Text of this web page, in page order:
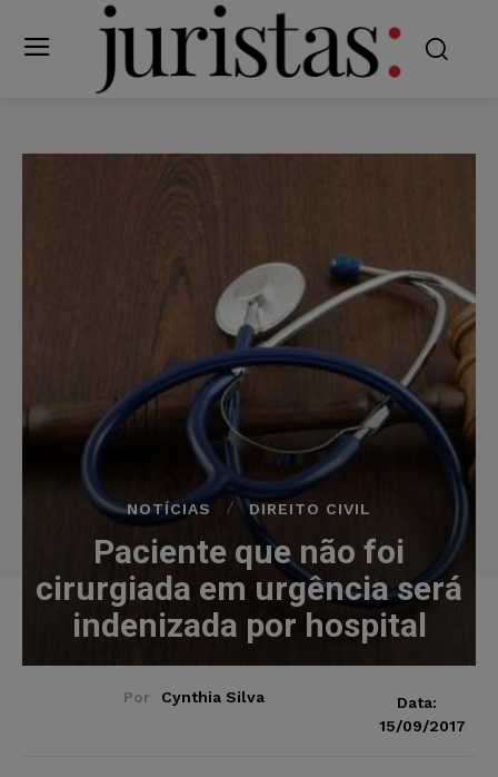
NOTÍCIAS DIREITO CIVIL
Paciente que não foi
cirurgiada em urgência será
indenizada por hospital
Por Cynthia Silva
Data:
15/09/2017